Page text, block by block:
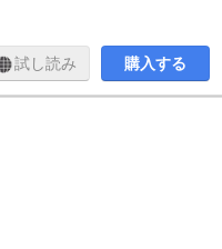
試し読み 購入する